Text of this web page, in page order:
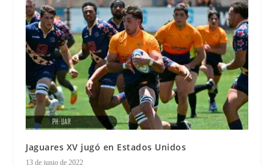
Jaguares XV jugó en Estados Unidos
13 de junio de 2022